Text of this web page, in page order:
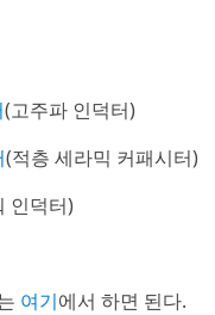
(고주파 인덕터)
(적층 세라믹 커패시터)
인덕터)
여기에서 하면 된다.